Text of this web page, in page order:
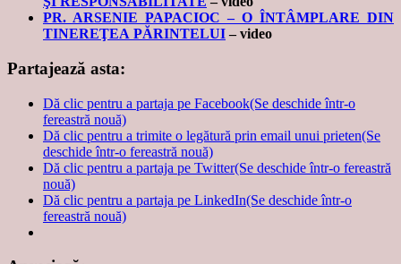
PR. ARSENIE PAPACIOC – O ÎNTÂMPLARE DIN
TINEREŢEA PĂRINTELUI– video
Partajează asta:
Dă clic pentru a partaja pe Facebook(Se deschide într-o
fereastră nouă)
Dă clic pentru a trimite o legătură prin email unui prieten(Se
deschide într-o fereastră nouă)
Dă clic pentru a partaja pe Twitter(Se deschide într-o fereastră
nouă)
Dă clic pentru a partaja pe LinkedIn(Se deschide într-o
fereastră nouă)